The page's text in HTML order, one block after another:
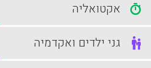
אקטואליה
גני ילדים ואקדמיה